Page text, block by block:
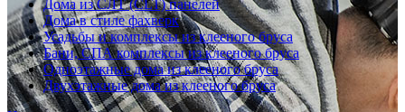
Дома из СЛТ (CLT) панелей
Дома в стиле фахверк
Усадьбы и комплексы из клееного бруса
Бани, СПА комплексы из клееного бруса
Одноэтажные дома из клееного бруса
Двухэтажные дома из клееного бруса